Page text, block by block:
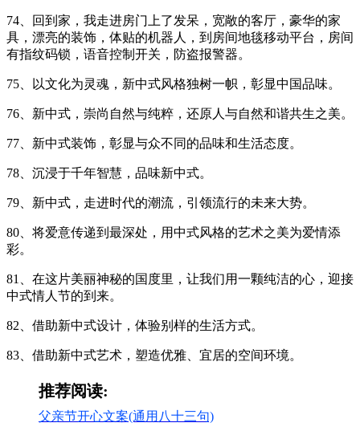
74、回到家，我走进房门上了发呆，宽敞的客厅，豪华的家
具，漂亮的装饰，体贴的机器人，到房间地毯移动平台，房间
有指纹码锁，语音控制开关，防盗报警器。
75、以文化为灵魂，新中式风格独树一帜，彰显中国品味。
76、新中式，崇尚自然与纯粹，还原人与自然和谐共生之美。
77、新中式装饰，彰显与众不同的品味和生活态度。
78、沉浸于千年智慧，品味新中式。
79、新中式，走进时代的潮流，引领流行的未来大势。
80、将爱意传递到最深处，用中式风格的艺术之美为爱情添
彩。
81、在这片美丽神秘的国度里，让我们用一颗纯洁的心，迎接
中式情人节的到来。
82、借助新中式设计，体验别样的生活方式。
83、借助新中式艺术，塑造优雅、宜居的空间环境。
推荐阅读:
父亲节开心文案(通用八十三句)